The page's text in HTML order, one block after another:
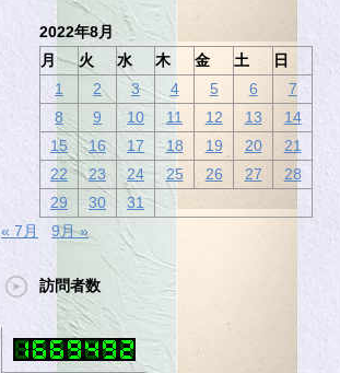
2022年8月
月
火 水 木 金 土
日
1
2 3 4 5 6
7
8
9 10 11 12 13
14
15
16 17 18 19 20
21
22
23 24 25 26 27
28
29
30
31
« 7月
9月 »
訪問者数